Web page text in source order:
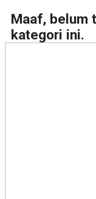
Maaf, belum
kategori ini.